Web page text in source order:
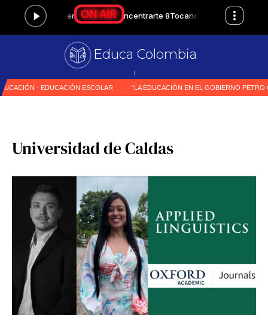
Educa Colombia
Primer
Universidad de Caldas